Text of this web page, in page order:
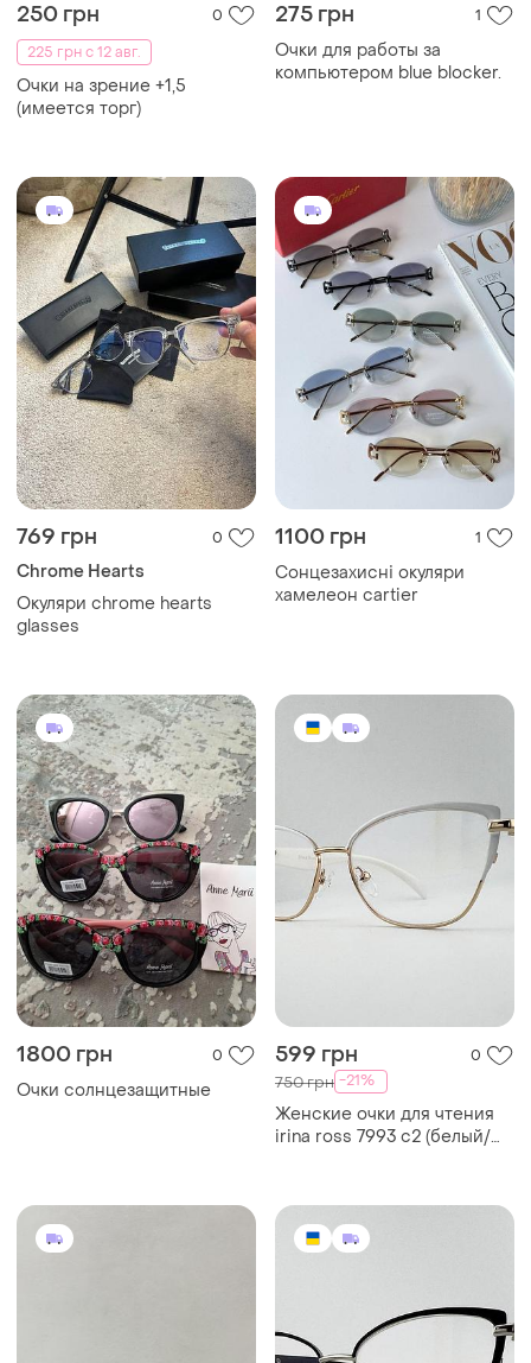
250 грн
0
225 грн с 12 авг.
Очки на зрение +1,5
(имеется торг)
275 грн 1
Очки для работы за
компьютером blue blocker.
769 грн 0
Chrome Hearts
Окуляри chrome hearts
glasses
1100 грн 1
Сонцезахисні окуляри
хамелеон cartier
1800 грн 0
Очки солнцезащитные
599 грн 0
750 грн -21%
Женские очки для чтения
irina ross 7993 c2 (белый/